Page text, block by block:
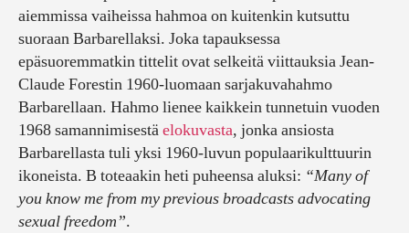
aiemmissa vaiheissa hahmoa on kuitenkin kutsuttu
suoraan Barbarellaksi. Joka tapauksessa
epäsuoremmatkin tittelit ovat selkeitä viittauksia Jean-
Claude Forestin 1960-luomaan sarjakuvahahmo
Barbarellaan. Hahmo lienee kaikkein tunnetuin vuoden
1968 samannimisestäelokuvasta, jonka ansiosta
Barbarellasta tuli yksi 1960-luvun populaarikulttuurin
ikoneista. B toteaakin heti puheensa aluksi: “Many of
you know me from my previous broadcasts advocating
sexual freedom”.